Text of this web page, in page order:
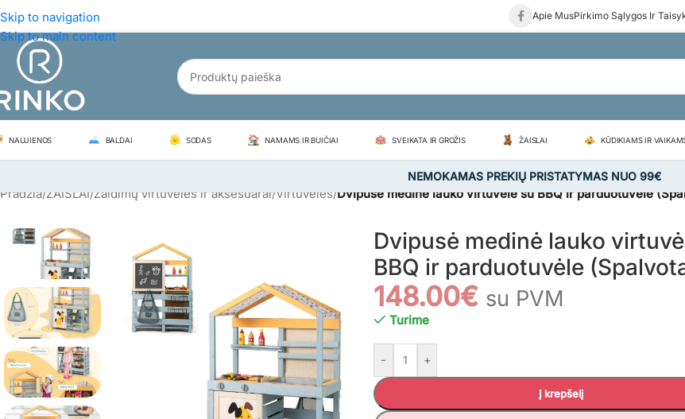
Skip to navigation
Skip to main content
Apie MusPirkimo Sąlygos Ir
NAUJIENOS BALDAI SODAS NAMAMS IR BUIČIAI SVEIKATA IR GROŽIS ŽAISLAI KŪDIKIAMS IR
NEMOKAMAS PREKIŲ PRISTATYMAS NUO 99€
Pradžia/ŽAISLAI/Žaidimų virtuvėlės ir aksesuarai/Virtuvėlės/Dvipusė medinė lauko virtuvėlė su BBQ ir parduotuvėle
Dvipusė medinė lauko
BBQ ir parduotuvėle
148.00€ su PVM
Turime
- +
Į krepšelį